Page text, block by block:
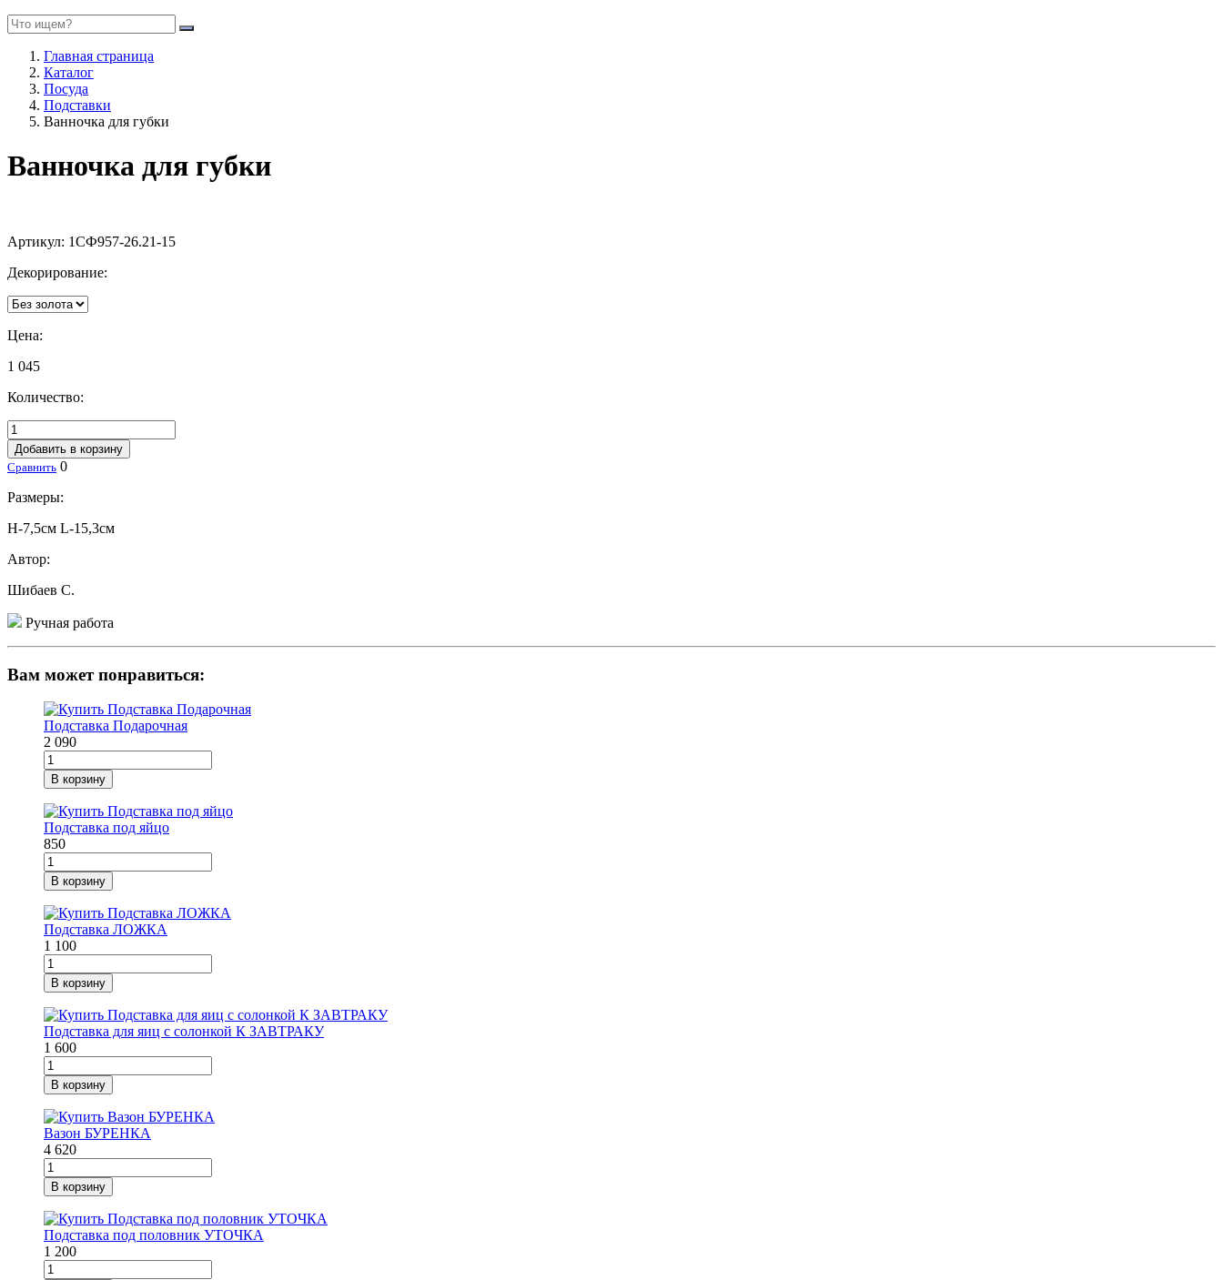
Главная страница
Каталог
Посуда
Подставки
Ванночка для губки
Ванночка для губки
Артикул: 1СФ957-26.21-15
Декорирование:
Цена:
1 045
Количество:
Добавить в корзину
Сравнить 0
Размеры:
H-7,5см L-15,3см
Автор:
Шибаев С.
Ручная работа
Вам может понравиться:
Подставка Подарочная
2 090
В корзину
Подставка под яйцо
850
В корзину
Подставка ЛОЖКА
1 100
В корзину
Подставка для яиц с солонкой К ЗАВТРАКУ
1 600
В корзину
Вазон БУРЕНКА
4 620
В корзину
Подставка под половник УТОЧКА
1 200